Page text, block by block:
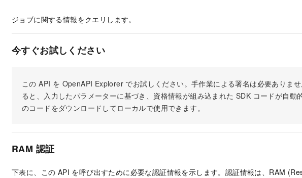
ジョブに関する情報をクエリします。
今すぐお試しください
この API を OpenAPI Explorer でお試しください。手作業による署名は必要ありま
ると、入力したパラメーターに基づき、資格情報が組み込まれた SDK コードが自動
のコードをダウンロードしてローカルで使用できます。
RAM 認証
下表に、この API を呼び出すために必要な認証情報を示します。認証情報は、RAM